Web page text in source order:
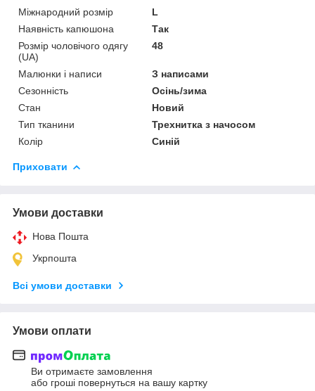
Міжнародний розмір
L
Наявність капюшона
Так
Розмір чоловічого одягу
(UA)
48
Малюнки і написи
З написами
Сезонність
Осінь/зима
Стан
Новий
Тип тканини
Трехнитка з начосом
Колір
Синій
Приховати
Умови доставки
Нова Пошта
Укрпошта
Всі умови доставки
Умови оплати
Ви отримаєте замовлення
або гроші повернуться на вашу картку